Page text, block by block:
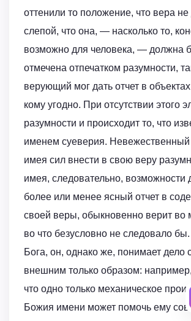
оттенили то положение, что вера
слепой, что она, — насколько то,
возможно для человека, — должна
отмечена отпечатком разумности,
верующий мог дать отчет в
кому угодно. При отсутствии этого
разумности и происходит то, что
именем суеверия. Невежественный
имея сил внести в свою веру
имея, следовательно, возможности
более или менее ясный отчет в
своей веры, обыкновенно верит во
во что безусловно не следовало
Бога, он, однако же, понимает дело
внешним только образом:
что одно только механическое
Божия имени может помочь ему